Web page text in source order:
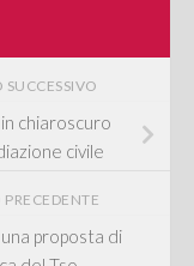
SUCCESSIVO
chiaroscuro
civile
proposta di